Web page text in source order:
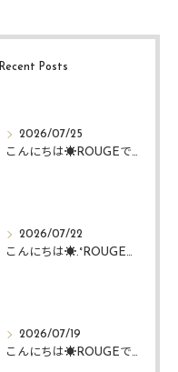
Recent Posts
2026/07/25
こんにちは☀️ROUGEですᴗ ᴗ͈
2026/07/22
こんにちは☀️.°ROUGEですᴗ ᴗ͈
2026/07/19
こんにちは☀️ROUGEですᴗ ᴗ͈